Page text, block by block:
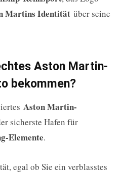
Martins Identität über seine
Aston Martin-
bekommen?
Aston Martin-
sicherste Hafen für
Elemente.
egal ob Sie ein verblasstes